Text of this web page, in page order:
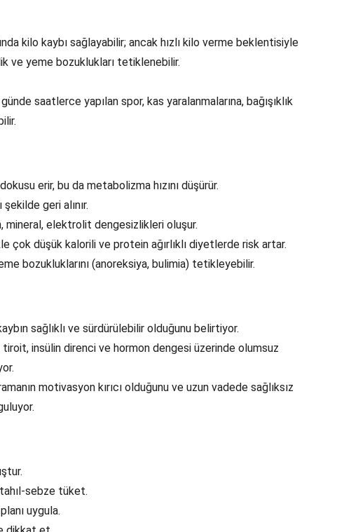
kilo kaybı sağlayabilir; ancak hızlı kilo verme beklentisiyle
ve yeme bozuklukları tetiklenebilir.
saatlerce yapılan spor, kas yaralanmalarına, bağışıklık
erir, bu da metabolizma hızını düşürür.
şekilde geri alınır.
mineral, elektrolit dengesizlikleri oluşur.
çok düşük kalorili ve protein ağırlıklı diyetlerde risk artar.
bozukluklarını (anoreksiya, bulimia) tetikleyebilir.
sağlıklı ve sürdürülebilir olduğunu belirtiyor.
tiroit, insülin direnci ve hormon dengesi üzerinde olumsuz
motivasyon kırıcı olduğunu ve uzun vadede sağlıksız
sebze tüket.
uygula.